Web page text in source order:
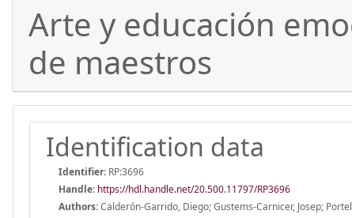
Arte y educación
de maestros
Identification data
Identifier: RP:3696
Handle: https://hdl.handle.net/20.500.11797/RP3696
Authors:Calderón-Garrido, Diego; Gustems-Carnicer, Josep;